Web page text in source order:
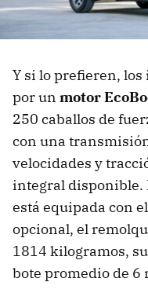
Y si lo prefieren,
por un motor
250 caballos de
con una
velocidades y
integral disponible.
está equipada con
opcional, el
1814 kilogramos,
bote promedio de 6